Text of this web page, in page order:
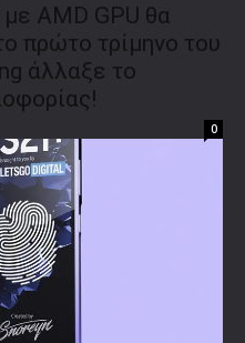
AMD GPU θα
πρώτο τρίμηνο του
άλλαξε το
0